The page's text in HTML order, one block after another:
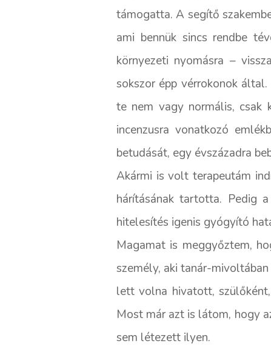
támogatta. A segítő
ami bennük sincs rendbe
környezeti nyomásra –
sokszor épp vérrokonok
te nem vagy normális, csak
incenzusra vonatkozó
betudását, egy évszázadra
Akármi is volt terapeutám
hárításának tartotta. Pedig
hitelesítés igenis gyógyító
Magamat is meggyőztem,
személy, aki tanár-
lett volna hivatott,
Most már azt is látom, hogy
sem létezett ilyen.